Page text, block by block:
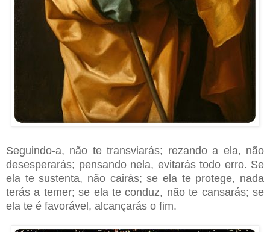
Seguindo-a, não te transviarás; rezando a ela, não
desesperarás; pensando nela, evitarás todo erro. Se
ela te sustenta, não cairás; se ela te protege, nada
terás a temer; se ela te conduz, não te cansarás; se
ela te é favorável, alcançarás o fim.